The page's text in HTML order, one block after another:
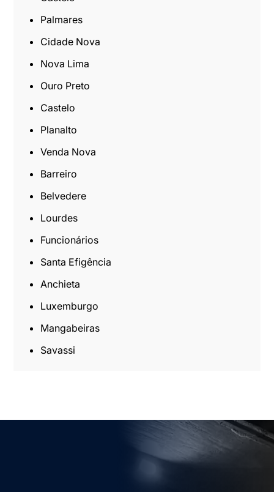
Palmares
Cidade Nova
Nova Lima
Ouro Preto
Castelo
Planalto
Venda Nova
Barreiro
Belvedere
Lourdes
Funcionários
Santa Efigência
Anchieta
Luxemburgo
Mangabeiras
Savassi